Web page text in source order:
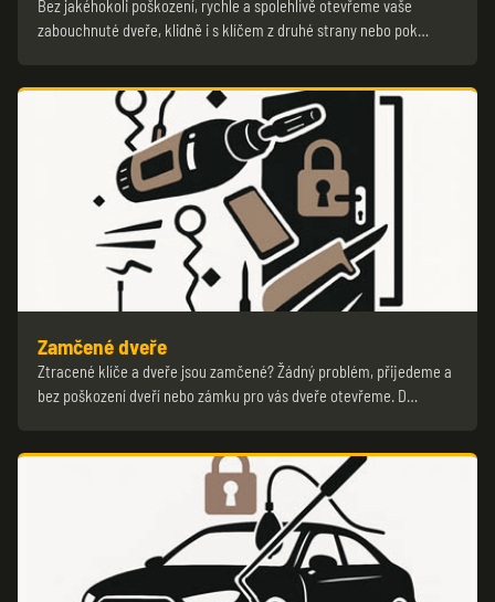
Bez jakéhokoli poškození, rychle a spolehlivě otevřeme vaše
zabouchnuté dveře, klidně i s klíčem z druhé strany nebo pok…
Zamčené dveře
Ztracené klíče a dveře jsou zamčené? Žádný problém, přijedeme a
bez poškození dveří nebo zámku pro vás dveře otevřeme. D…